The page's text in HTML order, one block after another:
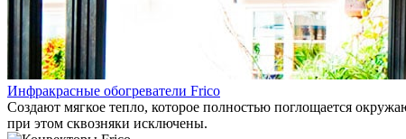
Инфракрасные обогреватели Frico
Создают мягкое тепло, которое полностью поглощается
при этом сквозняки исключены.